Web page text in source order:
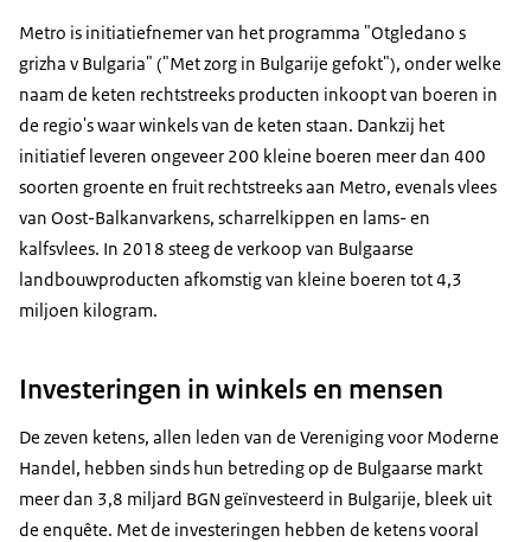
Metro is initiatiefnemer van het programma "Otgledano s
grizha v Bulgaria" ("Met zorg in Bulgarije gefokt"), onder welke
naam de keten rechtstreeks producten inkoopt van boeren in
de regio's waar winkels van de keten staan. Dankzij het
initiatief leveren ongeveer 200 kleine boeren meer dan 400
soorten groente en fruit rechtstreeks aan Metro, evenals vlees
van Oost-Balkanvarkens, scharrelkippen en lams- en
kalfsvlees. In 2018 steeg de verkoop van Bulgaarse
landbouwproducten afkomstig van kleine boeren tot 4,3
miljoen kilogram.
Investeringen in winkels en mensen
De zeven ketens, allen leden van de Vereniging voor Moderne
Handel, hebben sinds hun betreding op de Bulgaarse markt
meer dan 3,8 miljard BGN geïnvesteerd in Bulgarije, bleek uit
de enquête. Met de investeringen hebben de ketens vooral